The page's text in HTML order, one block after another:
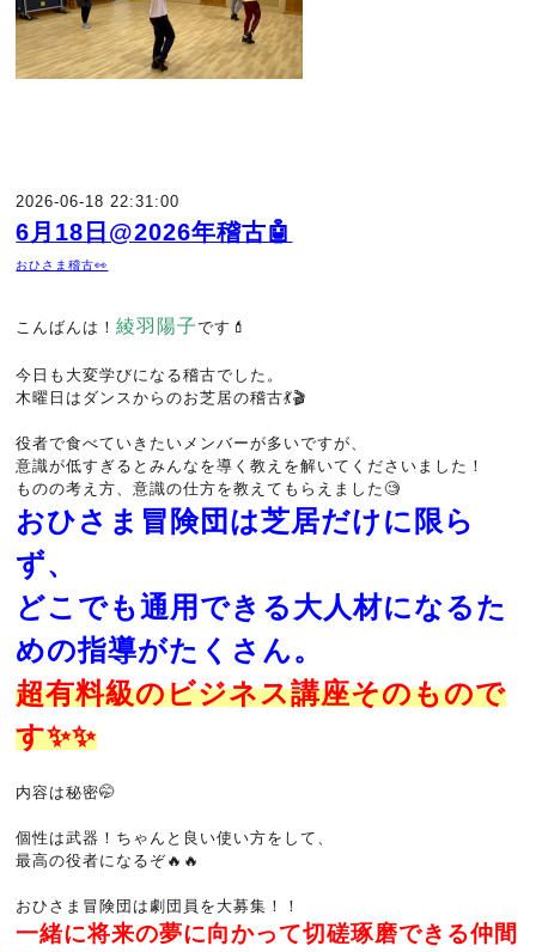
2026-06-18 22:31:00
6月18日@2026年稽古🤖
おひさま稽古👀
こんばんは！綾羽陽子です💄
今日も大変学びになる稽古でした。
木曜日はダンスからのお芝居の稽古💃🎬
役者で食べていきたいメンバーが多いですが、
意識が低すぎるとみんなを導く教えを解いてくださいました！
ものの考え方、意識の仕方を教えてもらえました🧐
おひさま冒険団は芝居だけに限ら
ず、
どこでも通用できる大人材になるた
めの指導がたくさん。
超有料級のビジネス講座そのもので
す✨✨
内容は秘密🤭
個性は武器！ちゃんと良い使い方をして、
最高の役者になるぞ🔥🔥
おひさま冒険団は劇団員を大募集！！
一緒に将来の夢に向かって切磋琢磨できる仲間